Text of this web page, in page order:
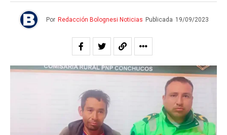
Por Redacción Bolognesi Noticias Publicada 19/09/2023